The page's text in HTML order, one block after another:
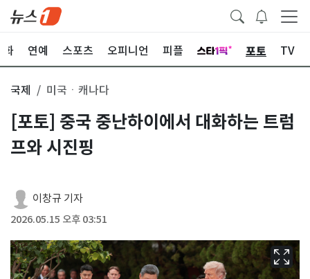
화 연예 스포츠 오피니언 피플 포토 TV
국제 미국ㆍ캐나다
[포토] 중국 중난하이에서 대화하는 트럼
프와 시진핑
이창규 기자
2026.05.15 오후 03:51